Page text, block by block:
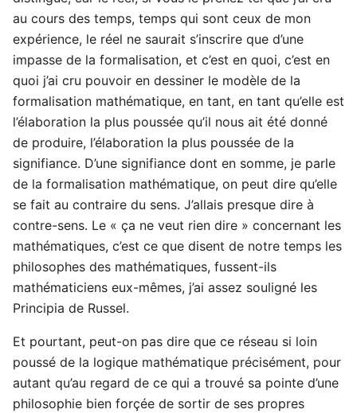
au cours des temps, temps qui sont ceux de mon
expérience, le réel ne saurait s’inscrire que d’une
impasse de la formalisation, et c’est en quoi, c’est en
quoi j’ai cru pouvoir en dessiner le modèle de la
formalisation mathématique, en tant, en tant qu’elle est
l’élaboration la plus poussée qu’il nous ait été donné
de produire, l’élaboration la plus poussée de la
signifiance. D’une signifiance dont en somme, je parle
de la formalisation mathématique, on peut dire qu’elle
se fait au contraire du sens. J’allais presque dire à
contre-sens. Le « ça ne veut rien dire » concernant les
mathématiques, c’est ce que disent de notre temps les
philosophes des mathématiques, fussent-ils
mathématiciens eux-mêmes, j’ai assez souligné les
Principia de Russel.
Et pourtant, peut-on pas dire que ce réseau si loin
poussé de la logique mathématique précisément, pour
autant qu’au regard de ce qui a trouvé sa pointe d’une
philosophie bien forçée de sortir de ses propres